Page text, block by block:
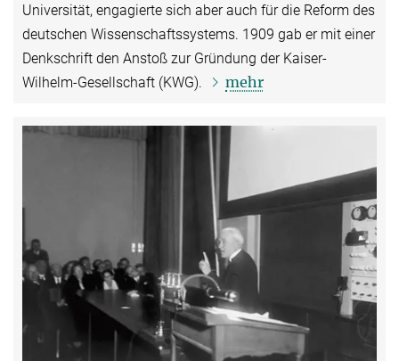
Universität, engagierte sich aber auch für die Reform des
deutschen Wissenschaftssystems. 1909 gab er mit einer
Denkschrift den Anstoß zur Gründung der Kaiser-
Wilhelm-Gesellschaft (KWG).
mehr